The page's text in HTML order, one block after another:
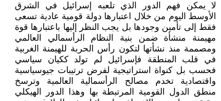
لا يمكن فهم الدور الذي تلعبه إسرائيل في الشرق
الأوسط اليوم من خلال اعتبارها دولة قومية عادية تسعى
فقط إلى تأمين وجودها بل يجب النظر إليها باعتبارها قوة
مهيمنة منشأة ضمن بنية النظام الرأسمالي العالمي
ومصممة منذ نشأتها لتكون رأس الحربة للهيمنة الغربية
في قلب المنطقة فإسرائيل لم تولد ككيان سياسي
فحسب بل كنواة استراتيجية لفرض ترتيبات جيوسياسية
واقتصادية تخدم مصالح الرأسمالية العالمية وترسخ
منطق الدول القومية المرتبطة بها وهذا الدور الهيكلي